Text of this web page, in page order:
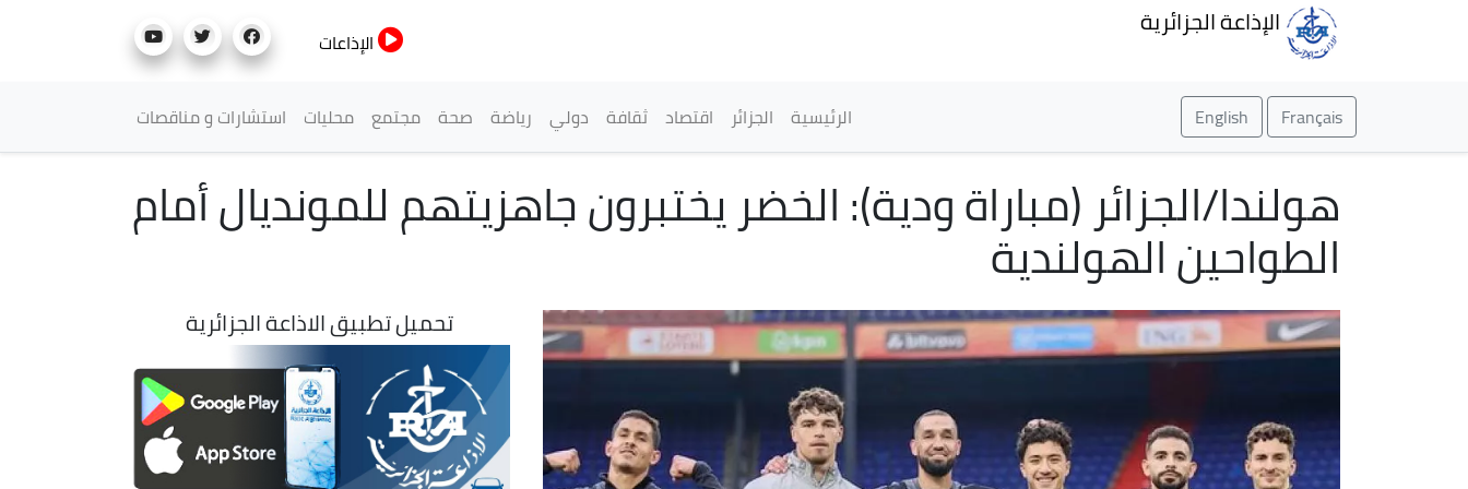
الإذاعة الجزائرية
الإذاعات
Français
English القائمة الرئيسية
الرئيسية الجزائر اقتصاد ثقافة دولي رياضة صحة مجتمع محليات استشارات و مناقصات
هولندا/الجزائر (مباراة ودية): الخضر يختبرون جاهزيتهم للمونديال أمام
الطواحين الهولندية
تحميل تطبيق الاذاعة الجزائرية